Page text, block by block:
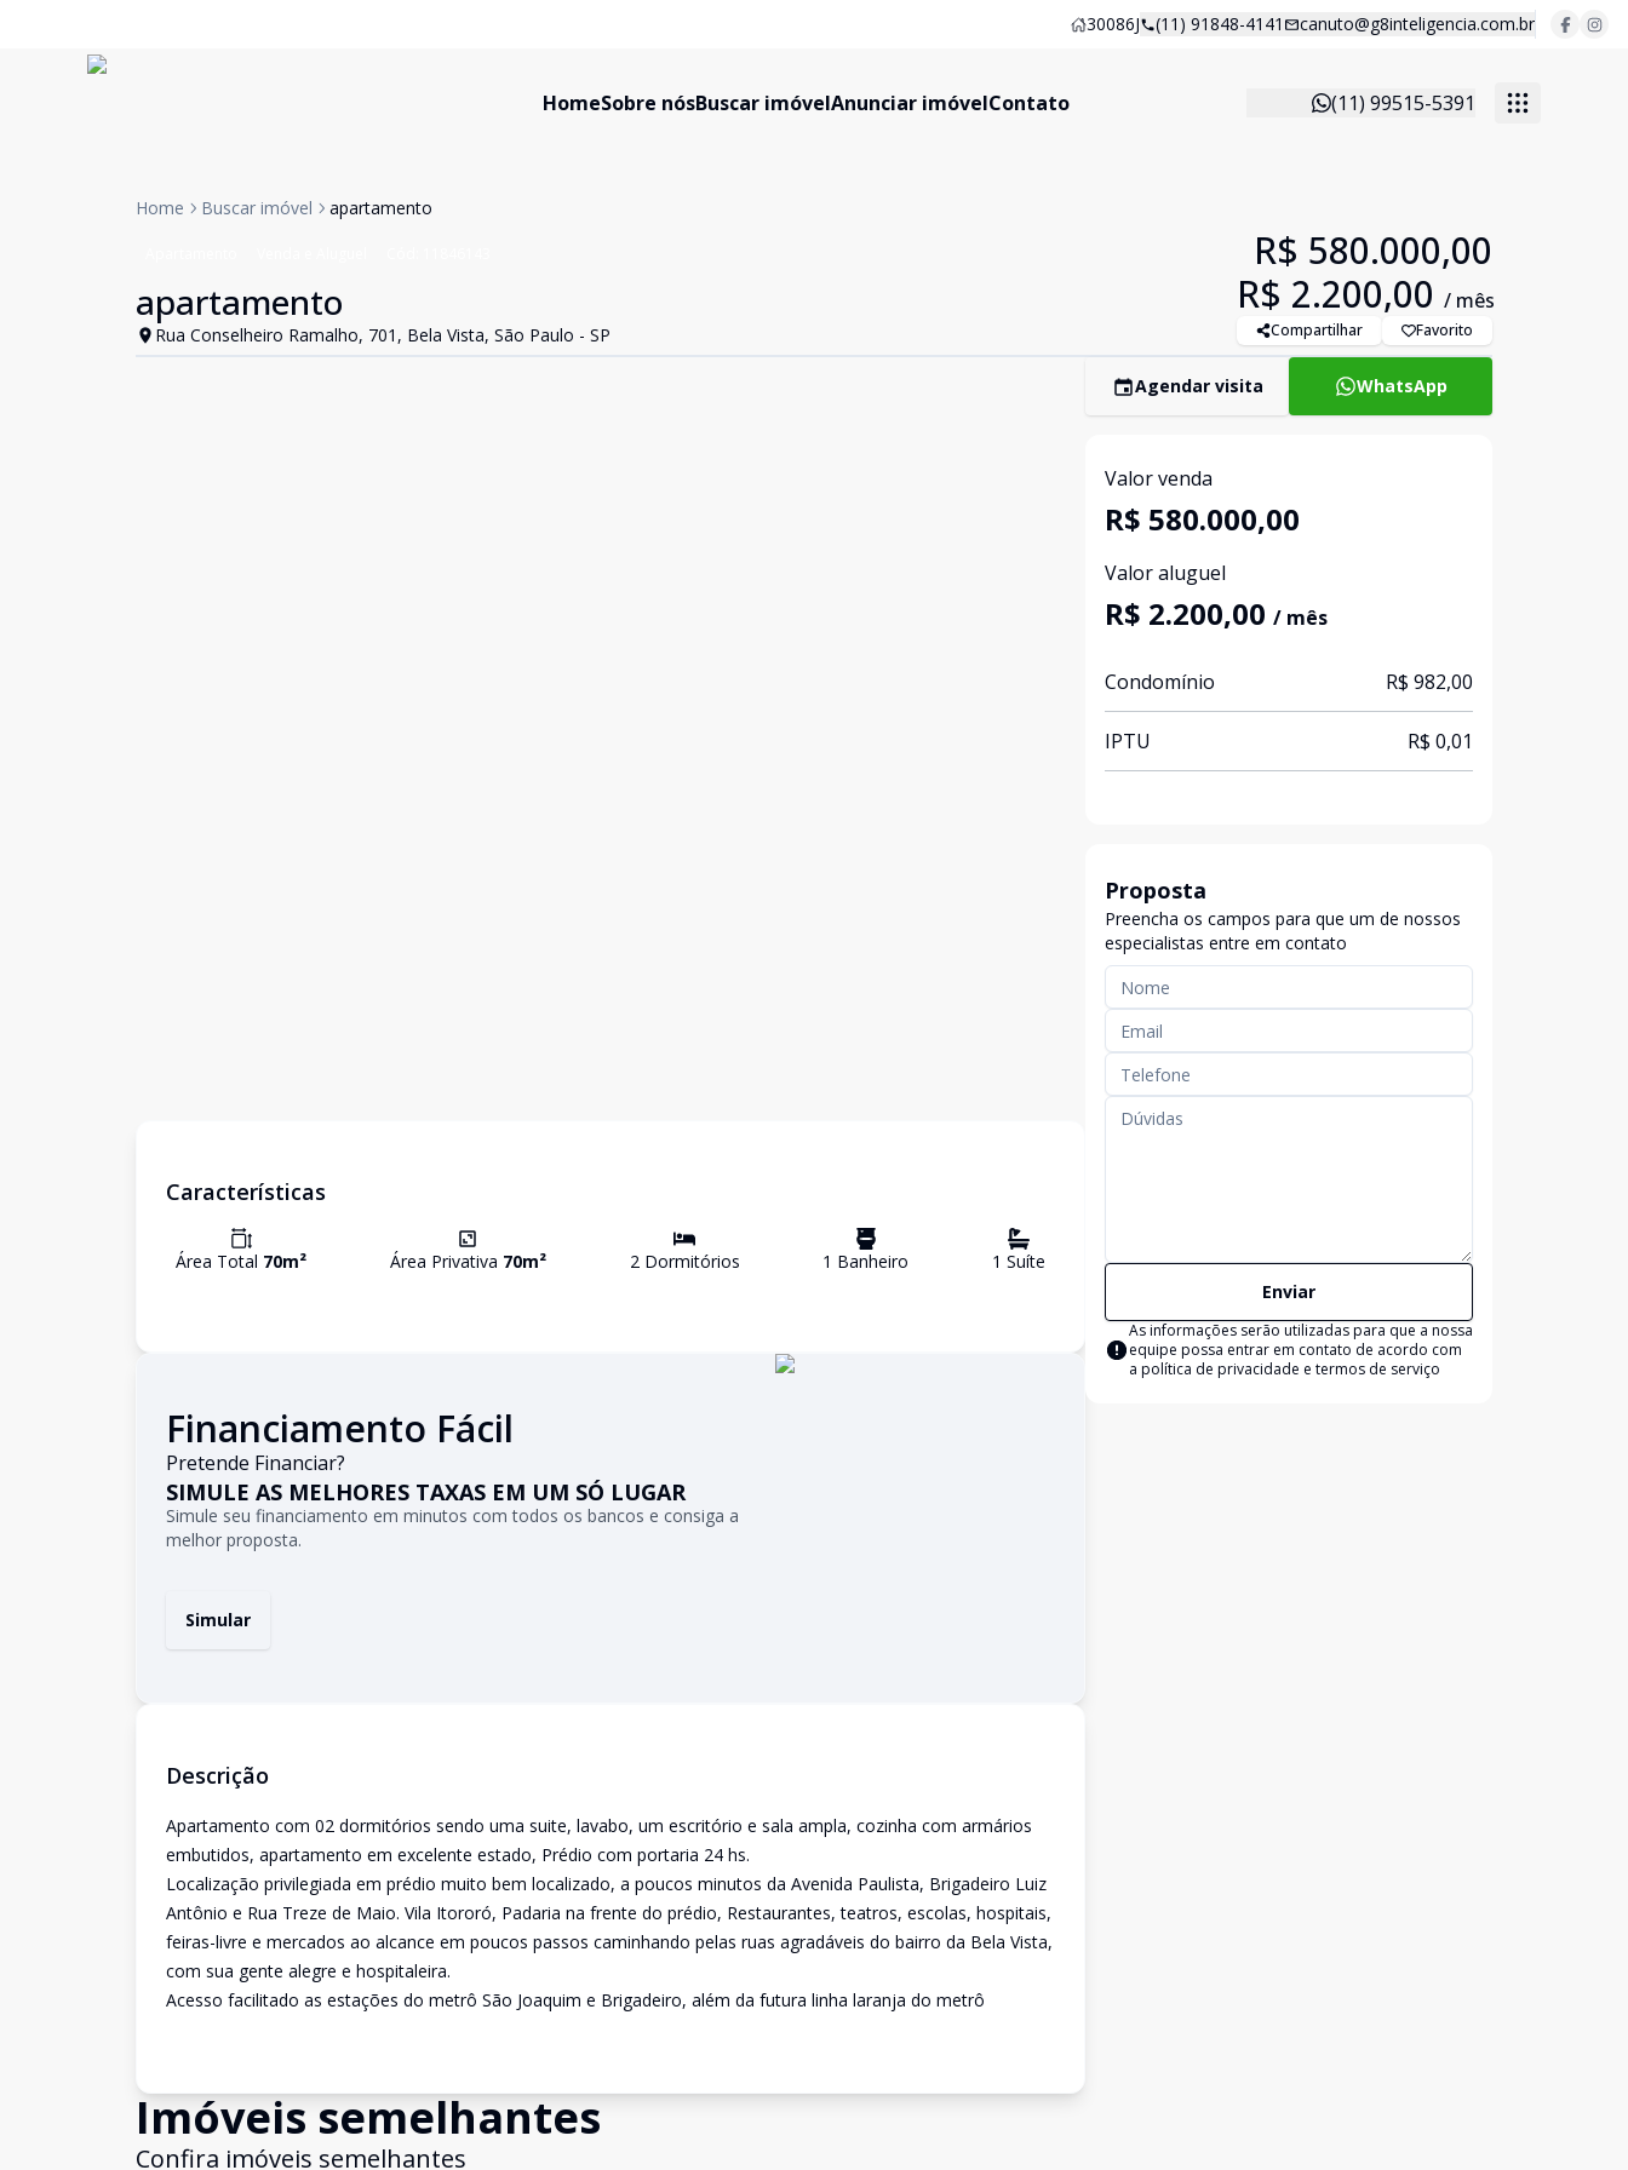
30086J (11) 91848-4141 canuto@g8inteligencia.com.br
HomeSobre nósBuscar imóvelAnunciar imóvelContato (11) 99515-5391
Home Buscar imóvel apartamento
apartamento
Rua Conselheiro Ramalho, 701, Bela Vista, São Paulo - SP
R$ 580.000,00
R$ 2.200,00 / mês
Compartilhar Favorito
Características
Área Total 70m² Área Privativa 70m² 2Dormitórios 1 Banheiro 1 Suíte
Financiamento Fácil
Pretende Financiar?
SIMULE AS MELHORES TAXAS EM UM SÓ LUGAR
Simule seu financiamento em minutos com todos os bancos e consiga a
melhor proposta.
Simular
Descrição
Apartamento com 02 dormitórios sendo uma suite, lavabo, um escritório e sala ampla, cozinha com armários
embutidos, apartamento em excelente estado, Prédio com portaria 24 hs.
Localização privilegiada em prédio muito bem localizado, a poucos minutos da Avenida Paulista, Brigadeiro Luiz
Antônio e Rua Treze de Maio. Vila Itororó, Padaria na frente do prédio, Restaurantes, teatros, escolas, hospitais,
feiras-livre e mercados ao alcance em poucos passos caminhando pelas ruas agradáveis do bairro da Bela Vista,
com sua gente alegre e hospitaleira.
Acesso facilitado as estações do metrô São Joaquim e Brigadeiro, além da futura linha laranja do metrô
Imóveis semelhantes
Confira imóveis semelhantes
Agendar visita WhatsApp
Valor venda
R$ 580.000,00
Valor aluguel
R$ 2.200,00 / mês
Condomínio R$ 982,00
IPTU R$ 0,01
Proposta
Preencha os campos para que um de nossos
especialistas entre em contato
Enviar
As informações serão utilizadas para que a nossa
equipe possa entrar em contato de acordo com
a política de privacidade e termos de serviço